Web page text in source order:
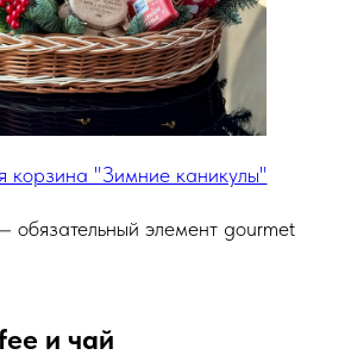
корзина "Зимние каникулы"
обязательный элемент gourmet
и чай